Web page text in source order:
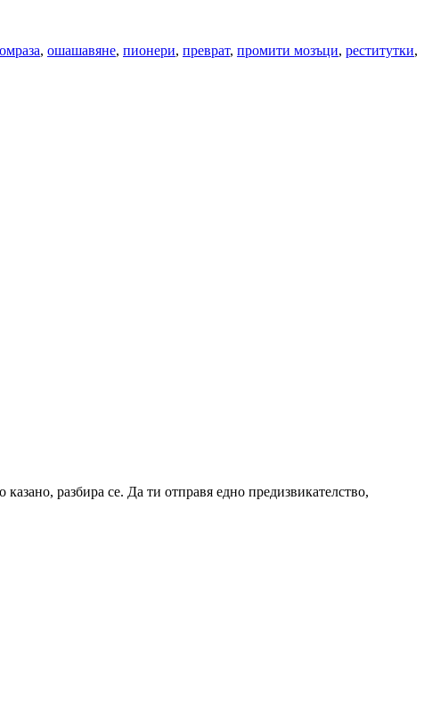
омраза, ошашавяне, пионери, преврат, промити мозъци, реститутки,
разбира се. Да ти отправя едно предизвикателство,